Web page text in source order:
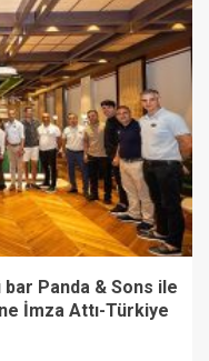
Panda & Sons ile
İmza Attı-Türkiye